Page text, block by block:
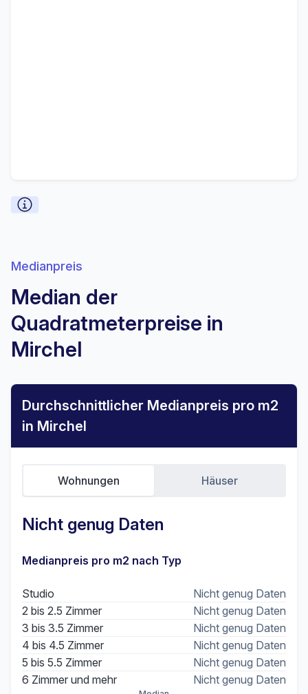
Medianpreis
Median der
Quadratmeterpreise in
Mirchel
Durchschnittlicher Medianpreis pro m2
in Mirchel
Nicht genug Daten
Wohnungen Häuser
Medianpreis pro m2 nach Typ
Studio
Nicht genug Daten
2 bis 2.5 Zimmer
Nicht genug Daten
3 bis 3.5 Zimmer
Nicht genug Daten
4 bis 4.5 Zimmer
Nicht genug Daten
5 bis 5.5 Zimmer
Nicht genug Daten
6 Zimmer und mehr
Nicht genug Daten